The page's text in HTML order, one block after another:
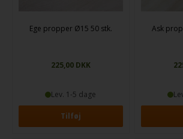
Ege propper Ø15 50 stk.
225,00DKK
Lev. 1-5 dage
Ask